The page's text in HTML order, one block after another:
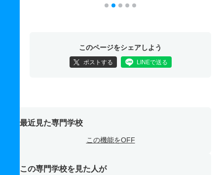
このページをシェアしよう
ポストする LINEで送る
最近見た専門学校
この機能をOFF
この専門学校を見た人が